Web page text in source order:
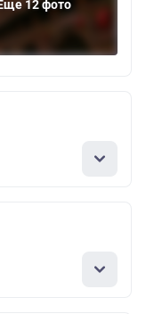
Еще 12 фото